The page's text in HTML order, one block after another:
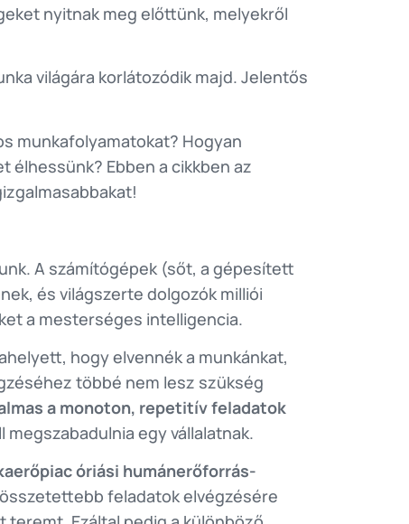
nyitnak meg előttünk, melyekről
világára korlátozódik majd. Jelentős
munkafolyamatokat? Hogyan
Ebben a cikkben az
A számítógépek (sőt, a gépesített
és világszerte dolgozók milliói
a mesterséges intelligencia.
hogy elvennék a munkánkat,
többé nem lesz szükség
a monoton, repetitív feladatok
egy vállalatnak.
óriási humánerőforrás-
feladatok elvégzésére